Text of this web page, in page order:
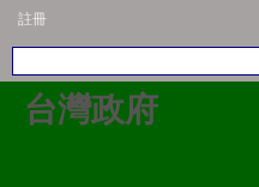
註冊
台灣政府